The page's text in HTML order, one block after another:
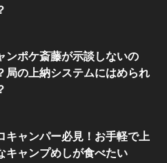
ンポケ斎藤が示談しないの
局の上納システムにはめられ
キャンパー必見！お手軽で上
キャンプめしが食べたい